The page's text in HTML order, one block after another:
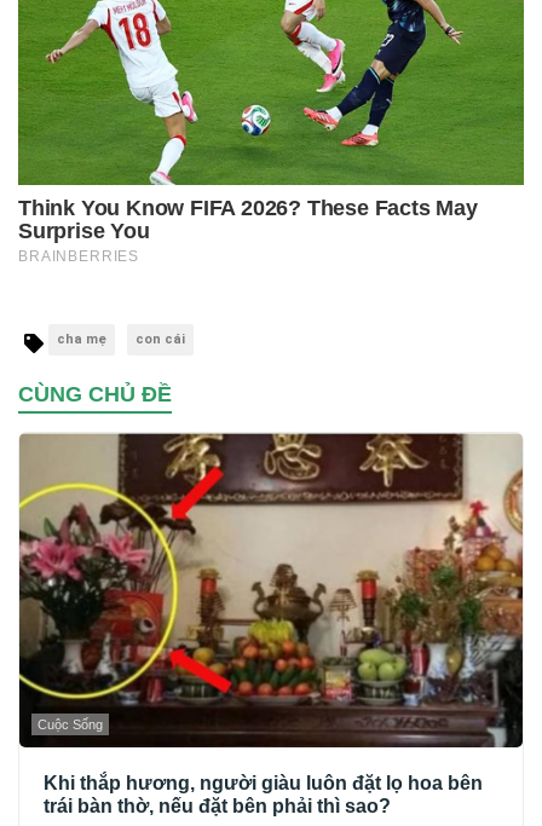
cha mẹ con cái
CÙNG CHỦ ĐỀ
Cuộc Sống
Khi thắp hương, người giàu luôn đặt lọ hoa bên
trái bàn thờ, nếu đặt bên phải thì sao?